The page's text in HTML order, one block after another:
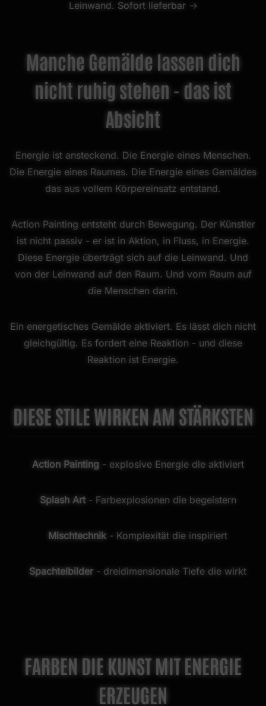
Leinwand. Sofort lieferbar →
Manche Gemälde lassen dich
nicht ruhig stehen - das ist
Absicht
Energie ist ansteckend. Die Energie eines Menschen.
Die Energie eines Raumes. Die Energie eines Gemäldes
das aus vollem Körpereinsatz entstand.
Action Painting entsteht durch Bewegung. Der Künstler
ist nicht passiv - er ist in Aktion, in Fluss, in Energie.
Diese Energie überträgt sich auf die Leinwand. Und
von der Leinwand auf den Raum. Und vom Raum auf
die Menschen darin.
Ein energetisches Gemälde aktiviert. Es lässt dich nicht
gleichgültig. Es fordert eine Reaktion - und diese
Reaktion ist Energie.
DIESE STILE WIRKEN AM STÄRKSTEN
Action Painting- explosive Energie die aktiviert
Splash Art- Farbexplosionen die begeistern
Mischtechnik - Komplexität die inspiriert
Spachtelbilder- dreidimensionale Tiefe die wirkt
FARBEN DIE KUNST MIT ENERGIE
ERZEUGEN